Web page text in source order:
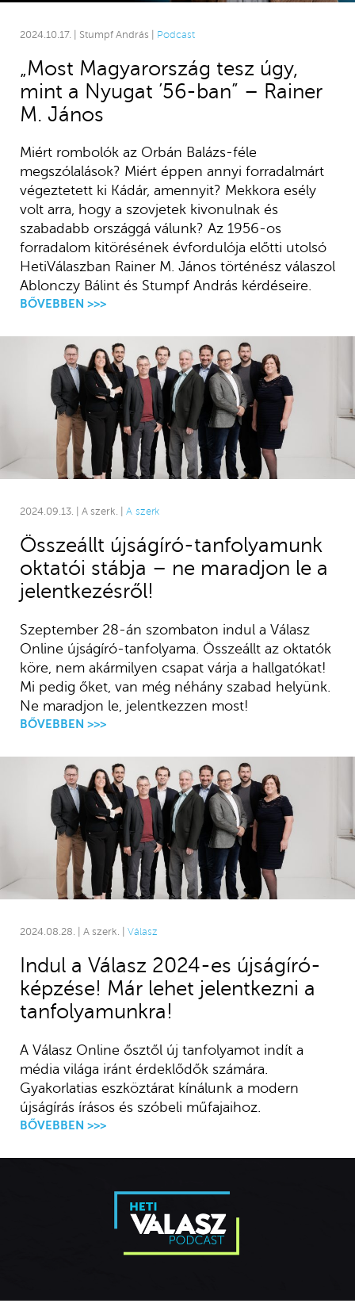
2024.10.17. | Stumpf András | Podcast
„Most Magyarország tesz úgy,
mint a Nyugat ’56-ban” – Rainer
M. János
Miért rombolók az Orbán Balázs-féle
megszólalások? Miért éppen annyi forradalmárt
végeztetett ki Kádár, amennyit? Mekkora esély
volt arra, hogy a szovjetek kivonulnak és
szabadabb országgá válunk? Az 1956-os
forradalom kitörésének évfordulója előtti utolsó
HetiVálaszban Rainer M. János történész válaszol
Ablonczy Bálint és Stumpf András kérdéseire.
BŐVEBBEN >>>
2024.09.13. | A szerk. | A szerk
Összeállt újságíró-tanfolyamunk
oktatói stábja – ne maradjon le a
jelentkezésről!
Szeptember 28-án szombaton indul a Válasz
Online újságíró-tanfolyama. Összeállt az oktatók
köre, nem akármilyen csapat várja a hallgatókat!
Mi pedig őket, van még néhány szabad helyünk.
Ne maradjon le, jelentkezzen most!
BŐVEBBEN >>>
2024.08.28. | A szerk. | Válasz
Indul a Válasz 2024-es újságíró-
képzése! Már lehet jelentkezni a
tanfolyamunkra!
A Válasz Online ősztől új tanfolyamot indít a
média világa iránt érdeklődők számára.
Gyakorlatias eszköztárat kínálunk a modern
újságírás írásos és szóbeli műfajaihoz.
BŐVEBBEN >>>